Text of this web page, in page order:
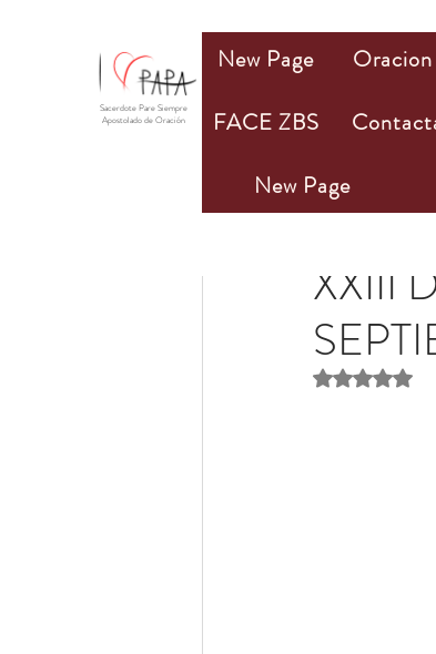
XXIII
Obtuvo
New Page
FACE ZBS
New Page
Sacerdote Pare Siempre
Apostolado de Oración